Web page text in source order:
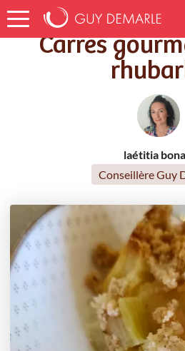
Accueil Recettes Carrés
Carrés
laétitia
Conseillère Guy